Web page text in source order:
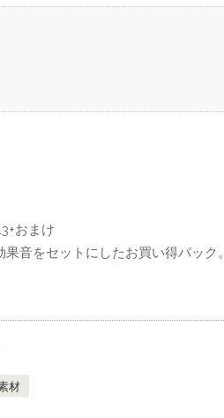
おまけ
音をセットにしたお買い得パック。
材